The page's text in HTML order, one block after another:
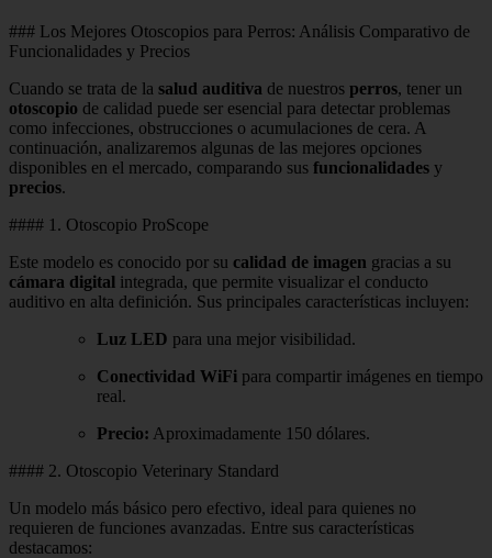
### Los Mejores Otoscopios para Perros: Análisis Comparativo de
Funcionalidades y Precios
Cuando se trata de la salud auditiva de nuestros perros, tener un
otoscopio de calidad puede ser esencial para detectar problemas
como infecciones, obstrucciones o acumulaciones de cera. A
continuación, analizaremos algunas de las mejores opciones
disponibles en el mercado, comparando sus funcionalidades y
precios.
#### 1. Otoscopio ProScope
Este modelo es conocido por su calidad de imagen gracias a su
cámara digital integrada, que permite visualizar el conducto
auditivo en alta definición. Sus principales características incluyen:
Luz LED para una mejor visibilidad.
Conectividad WiFi para compartir imágenes en tiempo
real.
Precio: Aproximadamente 150 dólares.
#### 2. Otoscopio Veterinary Standard
Un modelo más básico pero efectivo, ideal para quienes no
requieren de funciones avanzadas. Entre sus características
destacamos: